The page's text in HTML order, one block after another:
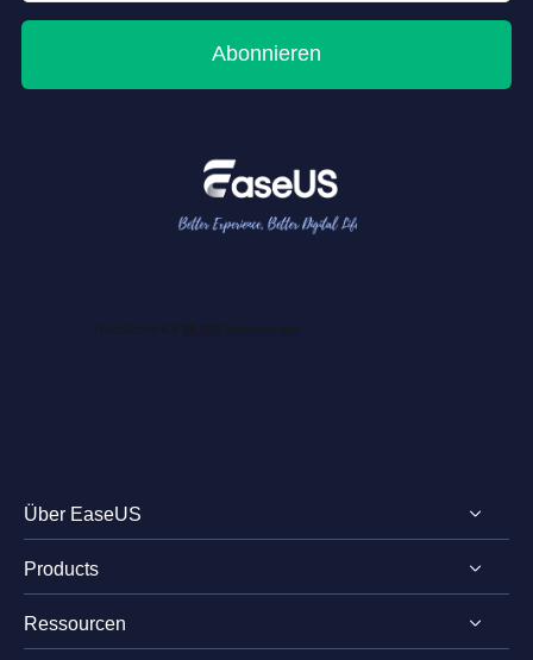
Abonnieren
Über EaseUS
Impressum
Review & Auszeichnungen
Products
EaseUS PDF Editor
Ressourcen